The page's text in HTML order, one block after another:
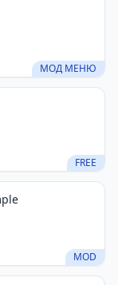
МОД МЕНЮ
FREE
MOD